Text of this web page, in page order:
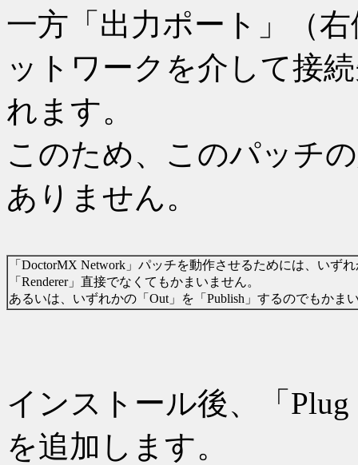
一方「出力ポート」（
ットワークを介して接
れます。
このため、このパッチ
ありません。
「DoctorMX Network」パッチを動作させるためには、いず
「Renderer」直接でなくてもかまいません。
あるいは、いずれかの「Out」を「Publish」するのでもかま
インストール後、「
を追加します。